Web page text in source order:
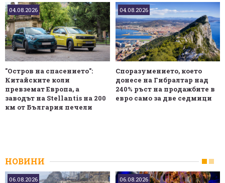
04.08.2026
"Остров на спасението":
Китайските коли
превземат Европа, а
заводът на Stellantis на 200
км от България печели
04.08.2026
Споразумението, което
донесе на Гибралтар над
240% ръст на продажбите в
евро само за две седмици
НОВИНИ
06.08.2026 06.08.2026